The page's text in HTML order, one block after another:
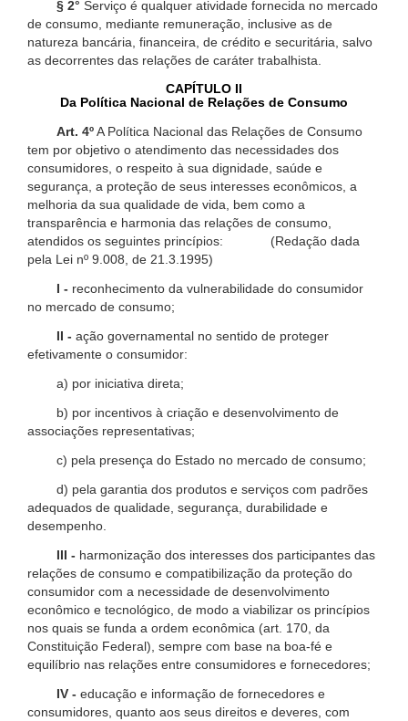
§ 2° Serviço é qualquer atividade fornecida no mercado
de consumo, mediante remuneração, inclusive as de
natureza bancária, financeira, de crédito e securitária, salvo
as decorrentes das relações de caráter trabalhista.
CAPÍTULO II
Da Política Nacional de Relações de Consumo
Art. 4ºA Política Nacional das Relações de Consumo
tem por objetivo o atendimento das necessidades dos
consumidores, o respeito à sua dignidade, saúde e
segurança, a proteção de seus interesses econômicos, a
melhoria da sua qualidade de vida, bem como a
transparência e harmonia das relações de consumo,
atendidos os seguintes princípios: (Redação dada
pela Lei nº 9.008, de 21.3.1995)
I - reconhecimento da vulnerabilidade do consumidor
no mercado de consumo;
II - ação governamental no sentido de proteger
efetivamente o consumidor:
a) por iniciativa direta;
b) por incentivos à criação e desenvolvimento de
associações representativas;
c) pela presença do Estado no mercado de consumo;
d) pela garantia dos produtos e serviços com padrões
adequados de qualidade, segurança, durabilidade e
desempenho.
III - harmonização dos interesses dos participantes das
relações de consumo e compatibilização da proteção do
consumidor com a necessidade de desenvolvimento
econômico e tecnológico, de modo a viabilizar os princípios
nos quais se funda a ordem econômica (art. 170, da
Constituição Federal), sempre com base na boa-fé e
equilíbrio nas relações entre consumidores e fornecedores;
IV - educação e informação de fornecedores e
consumidores, quanto aos seus direitos e deveres, com